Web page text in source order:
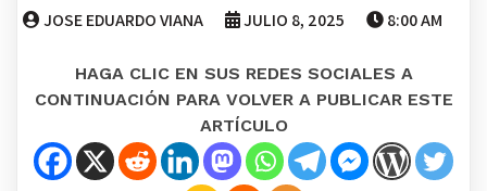
JOSE EDUARDO VIANA JULIO 8, 2025 8:00 AM
HAGA CLIC EN SUS REDES SOCIALES A
CONTINUACIÓN PARA VOLVER A PUBLICAR ESTE
ARTÍCULO